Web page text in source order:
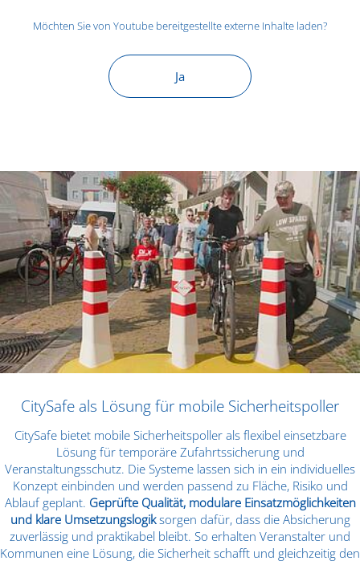
Möchten Sie von Youtube bereitgestellte externe Inhalte laden?
Ja
CitySafe als Lösung für mobile Sicherheitspoller
CitySafe bietet mobile Sicherheitspoller als flexibel einsetzbare
Lösung für temporäre Zufahrtssicherung und
Veranstaltungsschutz. Die Systeme lassen sich in ein individuelles
Konzept einbinden und werden passend zu Fläche, Risiko und
Ablauf geplant. Geprüfte Qualität, modulare Einsatzmöglichkeiten
und klare Umsetzungslogiksorgen dafür, dass die Absicherung
zuverlässig und praktikabel bleibt. So erhalten Veranstalter und
Kommunen eine Lösung, die Sicherheit schafft und gleichzeitig den